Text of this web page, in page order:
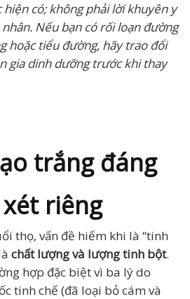
hiện có; không phải lời khuyên y
Nếu bạn có rối loạn đường
hoặc tiểu đường, hãy trao đổi
gia dinh dưỡng trước khi thay
trắng đáng
riêng
thọ, vấn đề hiếm khi là “tinh
chất lượng và lượng tinh bột.
hợp đặc biệt vì ba lý do
tinh chế (đã loại bỏ cám và